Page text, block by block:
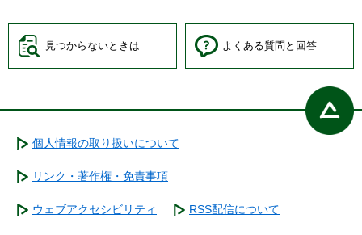
見つからないときは よくある質問と回答
個人情報の取り扱いについて
リンク・著作権・免責事項
ウェブアクセシビリティ RSS配信について